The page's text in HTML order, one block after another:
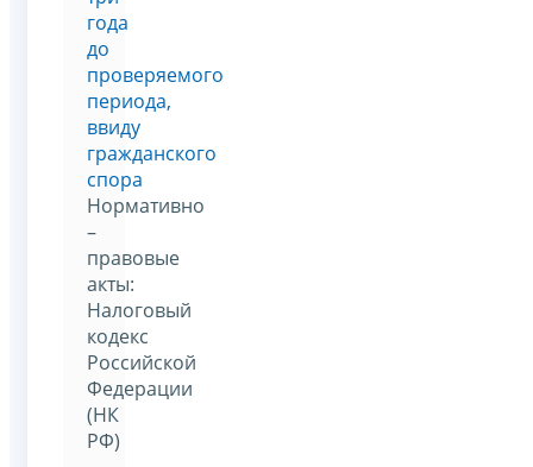
года
до
проверяемого
периода,
ввиду
гражданского
спора
Нормативно
–
правовые
акты:
Налоговый
кодекс
Российской
Федерации
(НК
РФ)